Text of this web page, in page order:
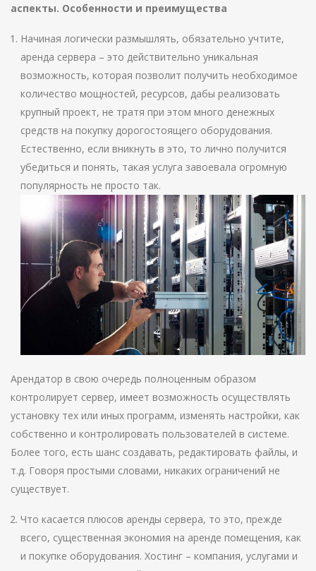
аспекты. Особенности и преимущества
Начиная логически размышлять, обязательно учтите,
аренда сервера – это действительно уникальная
возможность, которая позволит получить необходимое
количество мощностей, ресурсов, дабы реализовать
крупный проект, не тратя при этом много денежных
средств на покупку дорогостоящего оборудования.
Естественно, если вникнуть в это, то лично получится
убедиться и понять, такая услуга завоевала огромную
популярность не просто так.
Арендатор в свою очередь полноценным образом
контролирует сервер, имеет возможность осуществлять
установку тех или иных программ, изменять настройки, как
собственно и контролировать пользователей в системе.
Более того, есть шанс создавать, редактировать файлы, и
т.д. Говоря простыми словами, никаких ограничений не
существует.
Что касается плюсов аренды сервера, то это, прежде
всего, существенная экономия на аренде помещения, как
и покупке оборудования. Хостинг – компания, услугами и